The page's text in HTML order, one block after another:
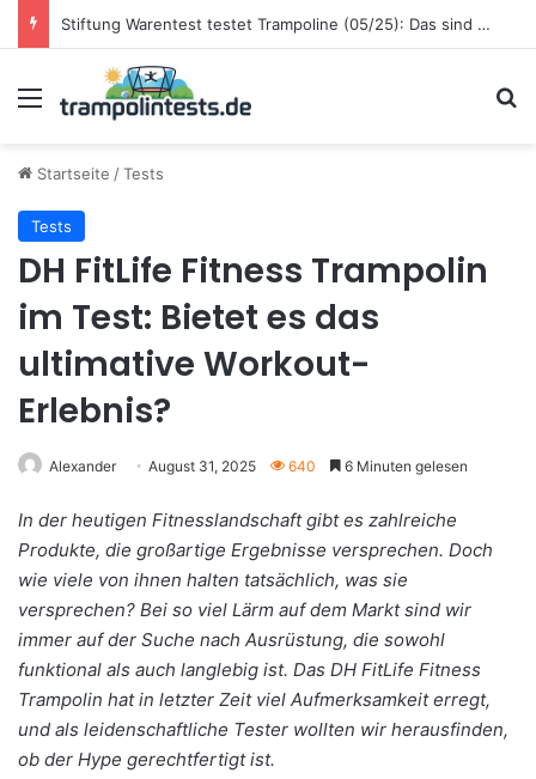
LIDL CRIVIT Gartentrampolin 400 cm im Test: Preis-Leistungs-Sieger für Familien
Menü
Startseite /Tests
Tests
DH FitLife Fitness Trampolin
im Test: Bietet es das
ultimative Workout-
Erlebnis?
Alexander August 31, 2025 640 6 Minuten gelesen
In der heutigen Fitnesslandschaft gibt es zahlreiche
Produkte, die großartige Ergebnisse versprechen. Doch
wie viele von ihnen halten tatsächlich, was sie
versprechen? Bei so viel Lärm auf dem Markt sind wir
immer auf der Suche nach Ausrüstung, die sowohl
funktional als auch langlebig ist. Das DH FitLife Fitness
Trampolin hat in letzter Zeit viel Aufmerksamkeit erregt,
und als leidenschaftliche Tester wollten wir herausfinden,
ob der Hype gerechtfertigt ist.